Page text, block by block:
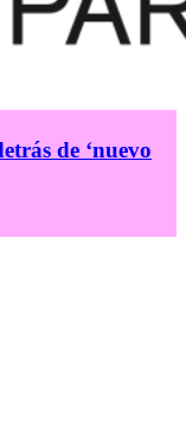
de ‘nuevo